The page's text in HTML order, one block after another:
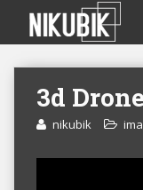
3d
nikubik